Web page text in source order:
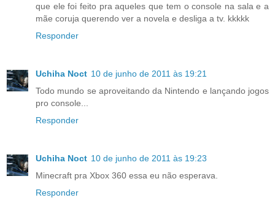
que ele foi feito pra aqueles que tem o console na sala e a
mãe coruja querendo ver a novela e desliga a tv. kkkkk
Responder
Uchiha Noct 10 de junho de 2011 às 19:21
Todo mundo se aproveitando da Nintendo e lançando jogos
pro console...
Responder
Uchiha Noct 10 de junho de 2011 às 19:23
Minecraft pra Xbox 360 essa eu não esperava.
Responder